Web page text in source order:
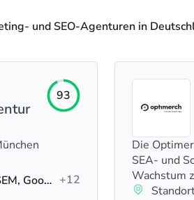
und SEO-Agenturen in
93
Suchmaschinenoptimierung (SEO), SEM, Google-Anzeigen +12
Die
SEA- und
Wachstum